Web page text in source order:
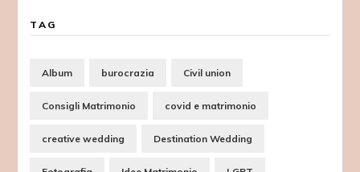
TAG
Album burocrazia Civil union
Consigli Matrimonio covid e matrimonio
creative wedding Destination Wedding